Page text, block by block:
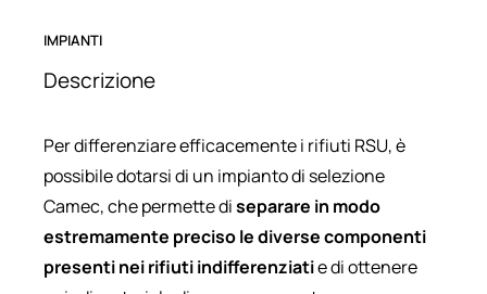
IMPIANTI
Descrizione
Per differenziare efficacemente i rifiuti RSU, è
possibile dotarsi di un impianto di selezione
Camec, che permette diseparare in modo
estremamente preciso le diverse componenti
presenti nei rifiuti indifferenziatie di ottenere